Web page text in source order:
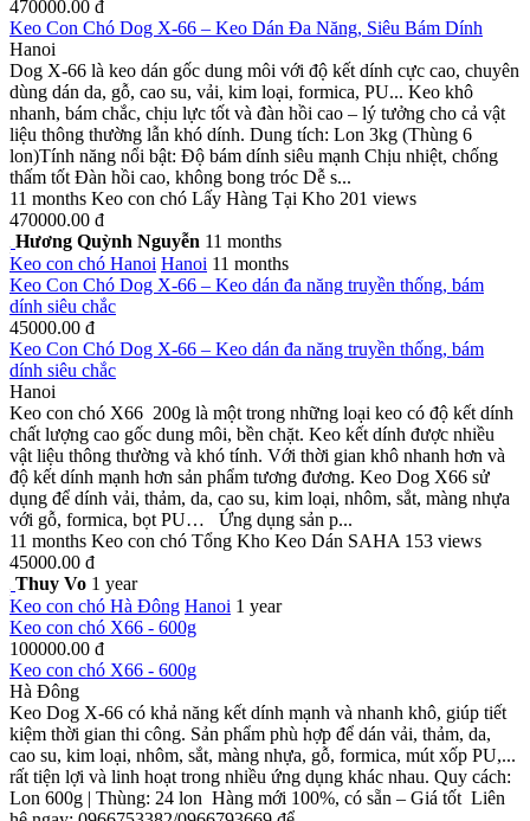
470000.00 đ
Keo Con Chó Dog X-66 – Keo Dán Đa Năng, Siêu Bám Dính
Hanoi
Dog X-66 là keo dán gốc dung môi với độ kết dính cực cao, chuyên
dùng dán da, gỗ, cao su, vải, kim loại, formica, PU... Keo khô
nhanh, bám chắc, chịu lực tốt và đàn hồi cao – lý tưởng cho cả vật
liệu thông thường lẫn khó dính. Dung tích: Lon 3kg (Thùng 6
lon)Tính năng nổi bật: Độ bám dính siêu mạnh Chịu nhiệt, chống
thấm tốt Đàn hồi cao, không bong tróc Dễ s...
11 months Keo con chó Lấy Hàng Tại Kho 201 views
470000.00 đ
Hương Quỳnh Nguyễn 11 months
Keo con chó Hanoi Hanoi 11 months
Keo Con Chó Dog X-66 – Keo dán đa năng truyền thống, bám
dính siêu chắc
45000.00 đ
Keo Con Chó Dog X-66 – Keo dán đa năng truyền thống, bám
dính siêu chắc
Hanoi
Keo con chó X66 200g là một trong những loại keo có độ kết dính
chất lượng cao gốc dung môi, bền chặt. Keo kết dính được nhiều
vật liệu thông thường và khó tính. Với thời gian khô nhanh hơn và
độ kết dính mạnh hơn sản phẩm tương đương. Keo Dog X66 sử
dụng để dính vải, thảm, da, cao su, kim loại, nhôm, sắt, màng nhựa
với gỗ, formica, bọt PU… Ứng dụng sản p...
11 months Keo con chó Tổng Kho Keo Dán SAHA 153 views
45000.00 đ
Thuy Vo 1 year
Keo con chó Hà Đông Hanoi 1 year
Keo con chó X66 - 600g
100000.00 đ
Keo con chó X66 - 600g
Hà Đông
Keo Dog X-66 có khả năng kết dính mạnh và nhanh khô, giúp tiết
kiệm thời gian thi công. Sản phẩm phù hợp để dán vải, thảm, da,
cao su, kim loại, nhôm, sắt, màng nhựa, gỗ, formica, mút xốp PU,...
rất tiện lợi và linh hoạt trong nhiều ứng dụng khác nhau. Quy cách:
Lon 600g | Thùng: 24 lon Hàng mới 100%, có sẵn – Giá tốt Liên